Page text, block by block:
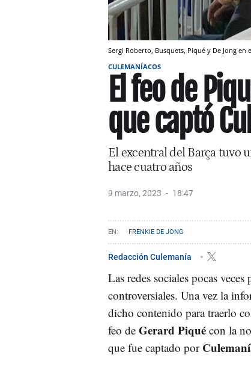
Sergi Roberto, Busquets, Piqué y De Jong en
CULEMANÍACOS
El feo de
que captó
El excentral del Barça tuvo
hace cuatro años
9 marzo, 2023 18:47
FRENKIE DE JONG
Redacción Culemanía
Las redes sociales pocas
controversiales. Una vez la
dicho contenido para traerlo
feo de Gerard Piqué con la
que fue captado por